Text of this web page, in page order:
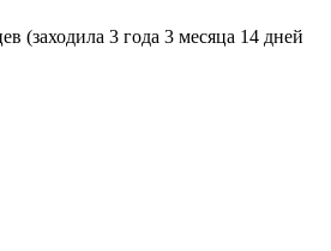
(заходила 3 года 3 месяца 14 дней